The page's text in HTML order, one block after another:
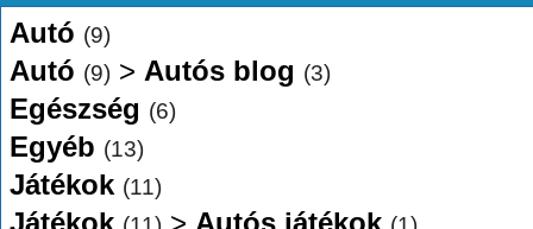
Autó (9)
Autó (9) > Autós blog (3)
Egészség (6)
Egyéb (13)
Játékok (11)
Játékok > Autós játékok